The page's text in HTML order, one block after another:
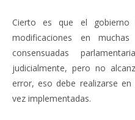
Cierto es que el gobierno
modificaciones en
consensuadas
judicialmente, pero no
error, eso debe realizarse
vez implementadas.